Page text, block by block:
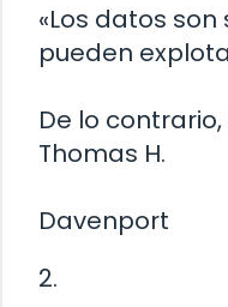
«Los datos son
pueden
De lo
Thomas H.
Davenport
2.